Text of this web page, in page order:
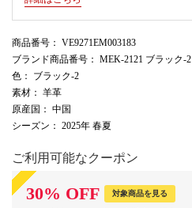
商品番号 ： VE9271EM003183
ブランド商品番号 ： MEK-2121 ブラック-2
色 ： ブラック-2
素材 ： 羊革
原産国 ： 中国
シーズン ： 2025年 春夏
ご利用可能なクーポン
30% OFF 対象商品を見る